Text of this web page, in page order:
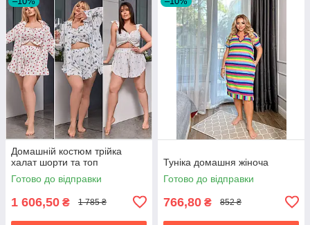
Домашній костюм трійка
халат шорти та топ
Готово до відправки
1 606,50 ₴ 1 785 ₴
Туніка домашня жіноча
Готово до відправки
766,80 ₴ 852 ₴